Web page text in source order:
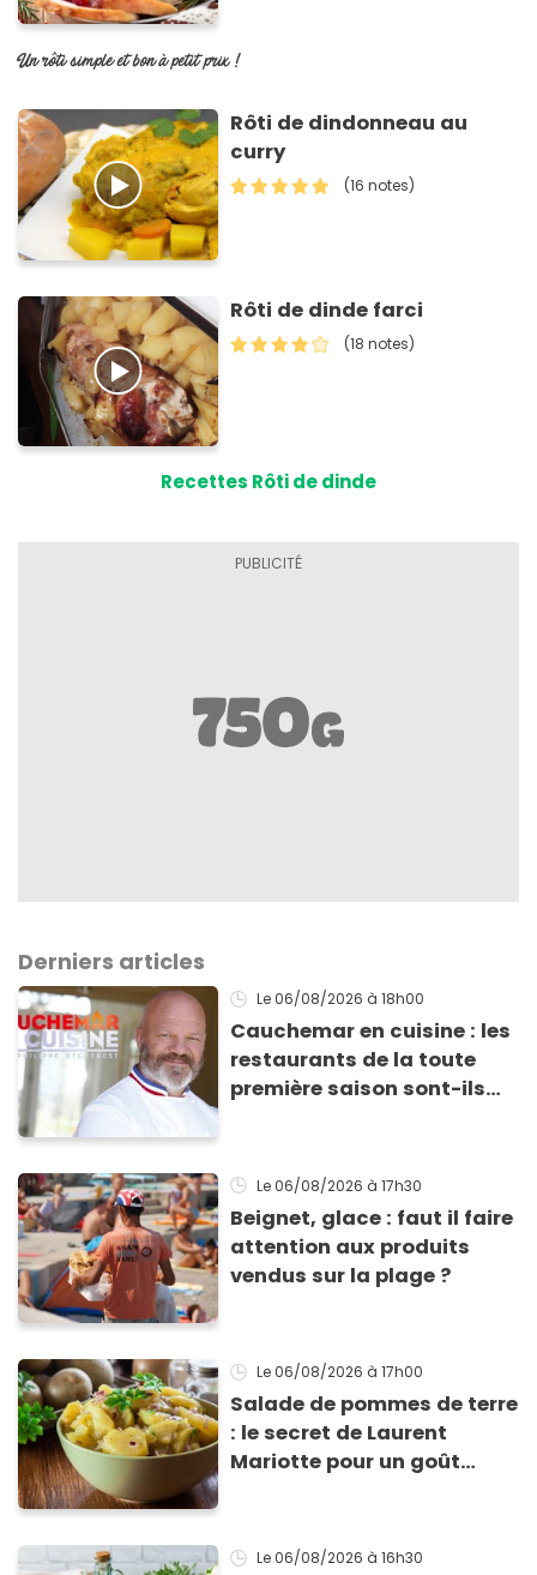
Un rôti simple et bon à petit prix !
Rôti de dindonneau au
curry
(16 notes)
Rôti de dinde farci
(18 notes)
Recettes Rôti de dinde
Derniers articles
Le 06/08/2026 à 18h00
Cauchemar en cuisine : les
restaurants de la toute
première saison sont-ils
Le 06/08/2026 à 17h30
Beignet, glace : faut il faire
attention aux produits
vendus sur la plage ?
Le 06/08/2026 à 17h00
Salade de pommes de terre
: le secret de Laurent
Mariotte pour un goût
Le 06/08/2026 à 16h30